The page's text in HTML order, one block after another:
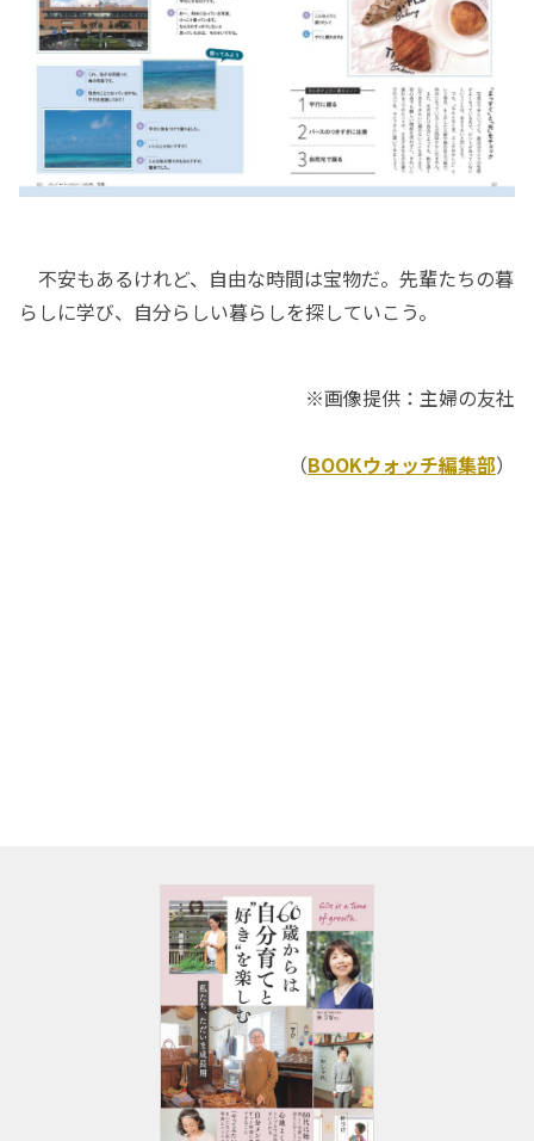
不安もあるけれど、自由な時間は宝物だ。先輩たちの暮
らしに学び、自分らしい暮らしを探していこう。
※画像提供：主婦の友社
（BOOKウォッチ編集部）